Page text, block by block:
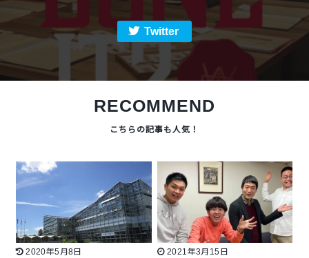
Twitter
RECOMMEND
2020年5月8日
2021年3月15日